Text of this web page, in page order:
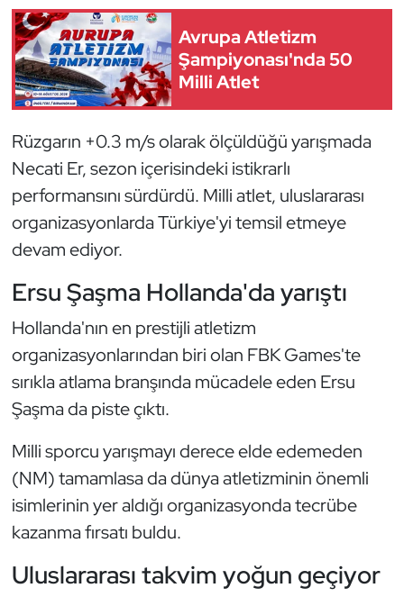
Avrupa Atletizm
Şampiyonası'nda 50
Milli Atlet
Rüzgarın +0.3 m/s olarak ölçüldüğü yarışmada
Necati Er, sezon içerisindeki istikrarlı
performansını sürdürdü. Milli atlet, uluslararası
organizasyonlarda Türkiye'yi temsil etmeye
devam ediyor.
Ersu Şaşma Hollanda'da yarıştı
Hollanda'nın en prestijli atletizm
organizasyonlarından biri olan FBK Games'te
sırıkla atlama branşında mücadele eden Ersu
Şaşma da piste çıktı.
Milli sporcu yarışmayı derece elde edemeden
(NM) tamamlasa da dünya atletizminin önemli
isimlerinin yer aldığı organizasyonda tecrübe
kazanma fırsatı buldu.
Uluslararası takvim yoğun geçiyor
Motor Sporları
Muay Thai
Optimist
Oryantiring
Özel Sporcular
Paralimpik
Ragbi
Satranç
Su Topu
Sualtı Sporları
Tekvando
Tenis